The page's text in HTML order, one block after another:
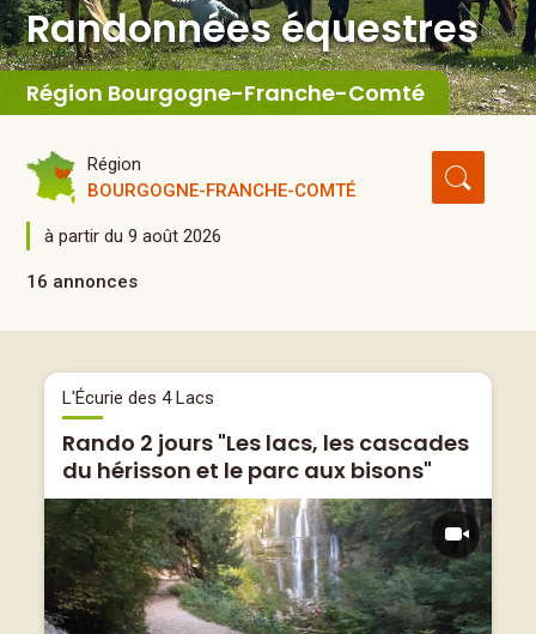
Randonnées équestres
Région Bourgogne-Franche-Comté
Région
BOURGOGNE-FRANCHE-COMTÉ
à partir du 9 août 2026
16 annonces
L'Écurie des 4 Lacs
Rando 2 jours "Les lacs, les cascades
du hérisson et le parc aux bisons"